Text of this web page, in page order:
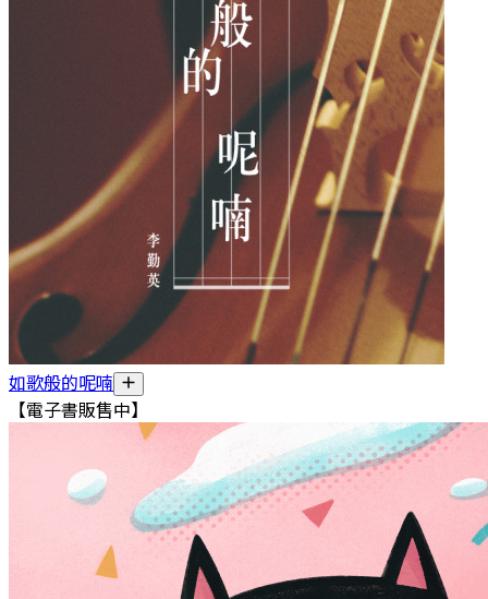
如歌般的呢喃
【電子書販售中】